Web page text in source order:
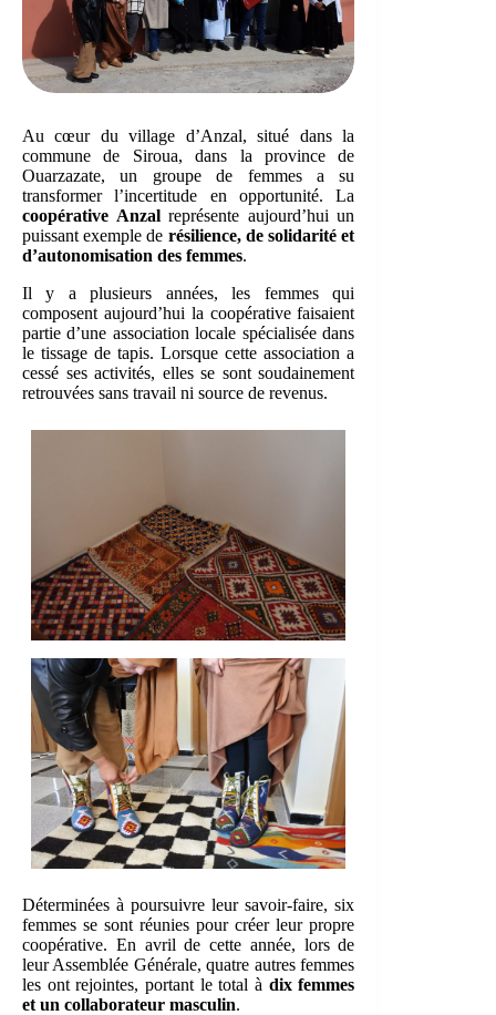
Au cœur du village d’Anzal, situé dans la
commune de Siroua, dans la province de
Ouarzazate, un groupe de femmes a su
transformer l’incertitude en opportunité. La
coopérative Anzalreprésente aujourd’hui un
puissant exemple de résilience, de solidarité et
d’autonomisation des femmes.
Il y a plusieurs années, les femmes qui
composent aujourd’hui la coopérative faisaient
partie d’une association locale spécialisée dans
le tissage de tapis. Lorsque cette association a
cessé ses activités, elles se sont soudainement
retrouvées sans travail ni source de revenus.
Déterminées à poursuivre leur savoir-faire, six
femmes se sont réunies pour créer leur propre
coopérative. En avril de cette année, lors de
leur Assemblée Générale, quatre autres femmes
les ont rejointes, portant le total à dix femmes
et un collaborateur masculin.